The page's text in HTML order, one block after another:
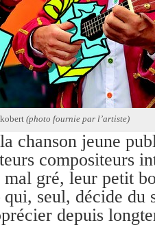
(photo fournie par l’artiste)
chanson jeune
compositeurs
gré, leur petit
seul, décide du
depuis